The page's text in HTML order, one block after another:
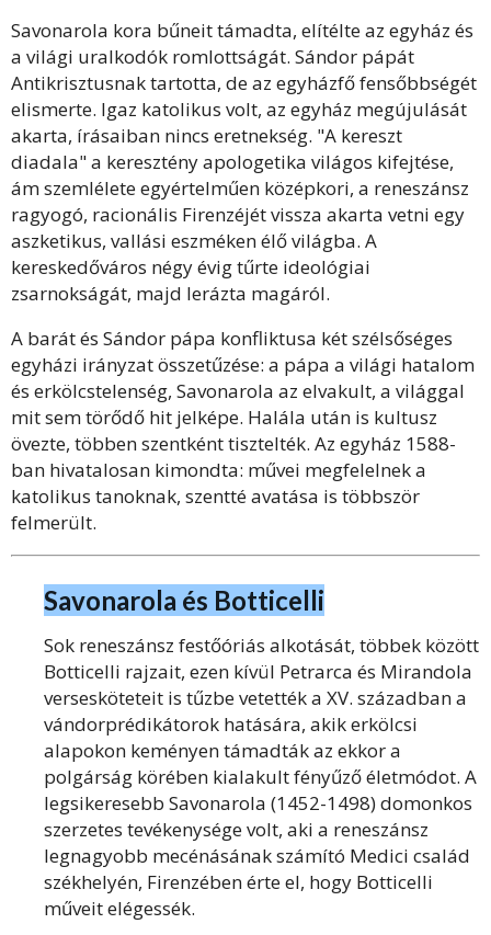
Savonarola kora bűneit támadta, elítélte az egyház és
a világi uralkodók romlottságát. Sándor pápát
Antikrisztusnak tartotta, de az egyházfő fensőbbségét
elismerte. Igaz katolikus volt, az egyház megújulását
akarta, írásaiban nincs eretnekség. "A kereszt
diadala" a keresztény apologetika világos kifejtése,
ám szemlélete egyértelműen középkori, a reneszánsz
ragyogó, racionális Firenzéjét vissza akarta vetni egy
aszketikus, vallási eszméken élő világba. A
kereskedőváros négy évig tűrte ideológiai
zsarnokságát, majd lerázta magáról.
A barát és Sándor pápa konfliktusa két szélsőséges
egyházi irányzat összetűzése: a pápa a világi hatalom
és erkölcstelenség, Savonarola az elvakult, a világgal
mit sem törődő hit jelképe. Halála után is kultusz
övezte, többen szentként tisztelték. Az egyház 1588-
ban hivatalosan kimondta: művei megfelelnek a
katolikus tanoknak, szentté avatása is többször
felmerült.
Savonarola és Botticelli
Sok reneszánsz festőóriás alkotását, többek között
Botticelli rajzait, ezen kívül Petrarca és Mirandola
versesköteteit is tűzbe vetették a XV. században a
vándorprédikátorok hatására, akik erkölcsi
alapokon keményen támadták az ekkor a
polgárság körében kialakult fényűző életmódot. A
legsikeresebb Savonarola (1452-1498) domonkos
szerzetes tevékenysége volt, aki a reneszánsz
legnagyobb mecénásának számító Medici család
székhelyén, Firenzében érte el, hogy Botticelli
műveit elégessék.